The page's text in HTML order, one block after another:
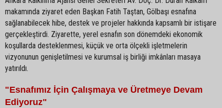
makamında ziyaret eden Başkan Fatih Taştan, Gölbaşı esnafına
sağlanabilecek hibe, destek ve projeler hakkında kapsamlı bir istişare
gerçekleştirdi. Ziyarette, yerel esnafın son dönemdeki ekonomik
koşullarda desteklenmesi, küçük ve orta ölçekli işletmelerin
vizyonunun genişletilmesi ve kurumsal iş birliği imkânları masaya
yatırıldı.
"Esnafımız İçin Çalışmaya ve Üretmeye Devam
Ediyoruz"